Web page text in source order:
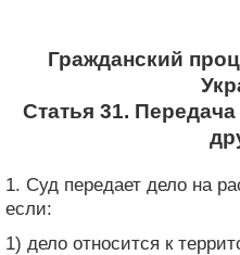
Гражданский
Статья 31.
1. Суд передает дело на
если:
1) дело относится к